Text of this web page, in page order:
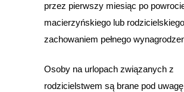
przez pierwszy miesiąc po
macierzyńskiego lub
zachowaniem pełnego
Osoby na urlopach związanych z
rodzicielstwem są brane pod